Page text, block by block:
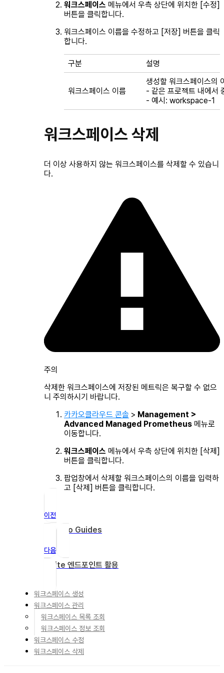
워크스페이스 메뉴에서 우측 상단에 위치한 [수정]
버튼을 클릭합니다.
워크스페이스 이름을 수정하고 [저장] 버튼을 클릭
합니다.
구분 설명
워크스페이스 이름
생성할 워크스페이스의
- 같은 프로젝트 내에서
- 예시: workspace-1
워크스페이스 삭제
더 이상 사용하지 않는 워크스페이스를 삭제할 수 있습니
다.
주의
삭제한 워크스페이스에 저장된 메트릭은 복구할 수 없으
니 주의하시기 바랍니다.
카카오클라우드 콘솔 > Management >
Advanced Managed Prometheus 메뉴로
이동합니다.
워크스페이스 메뉴에서 우측 상단에 위치한 [삭제]
버튼을 클릭합니다.
팝업창에서 삭제할 워크스페이스의 이름을 입력하
고 [삭제] 버튼을 클릭합니다.
이전
How-to Guides
다음
Write 엔드포인트 활용
워크스페이스 생성
워크스페이스 관리
워크스페이스 목록 조회
워크스페이스 정보 조회
워크스페이스 수정
워크스페이스 삭제